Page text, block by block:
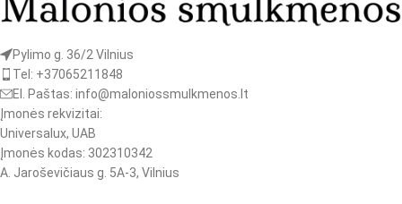
Pylimo g. 36/2 Vilnius
Tel: +37065211848
El. Paštas: info@maloniossmulkmenos.lt
Įmonės rekvizitai:
Universalux, UAB
Įmonės kodas: 302310342
A. Jaroševičiaus g. 5A-3, Vilnius